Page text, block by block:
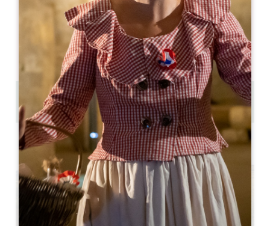
05 57 55 28 20
お問い合わせ
U字型ルームの収容人数 : 16
劇場収容人数 : 12
9.4 km